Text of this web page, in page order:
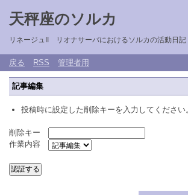
天秤座のソルカ
リネージュII リオナサーバにおけるソルカの活動日記
戻る RSS 管理者用
記事編集
投稿時に設定した削除キーを入力してください
削除キー
作業内容